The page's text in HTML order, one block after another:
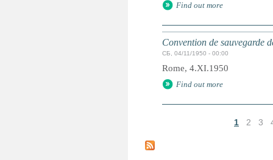
Find out more
Convention de sauvegarde
СБ, 04/11/1950 - 00:00
Rome, 4.XI.1950
Find out more
т
1 2 3